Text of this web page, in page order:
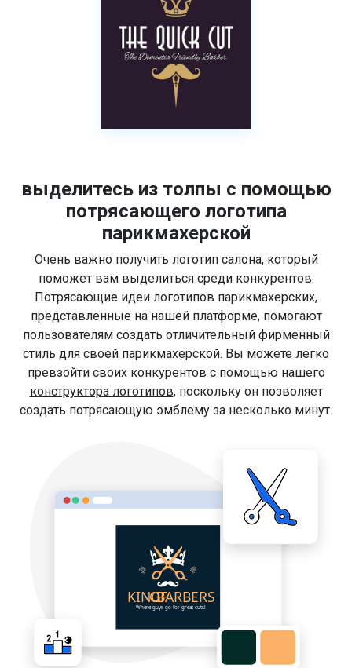
выделитесь из толпы с помощью
потрясающего логотипа
парикмахерской
Очень важно получить логотип салона, который
поможет вам выделиться среди конкурентов.
Потрясающие идеи логотипов парикмахерских,
представленные на нашей платформе, помогают
пользователям создать отличительный фирменный
стиль для своей парикмахерской. Вы можете легко
превзойти своих конкурентов с помощью нашего
конструктора логотипов, поскольку он позволяет
создать потрясающую эмблему за несколько минут.